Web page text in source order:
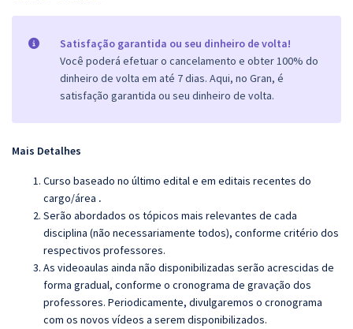
Satisfação garantida ou seu dinheiro de volta!
Você poderá efetuar o cancelamento e obter 100% do
dinheiro de volta em até 7 dias. Aqui, no Gran, é
satisfação garantida ou seu dinheiro de volta.
Mais Detalhes
Curso baseado no último edital e em editais recentes do
cargo/área .
Serão abordados os tópicos mais relevantes de cada
disciplina (não necessariamente todos), conforme critério dos
respectivos professores.
As videoaulas ainda não disponibilizadas serão acrescidas de
forma gradual, conforme o cronograma de gravação dos
professores. Periodicamente, divulgaremos o cronograma
com os novos vídeos a serem disponibilizados.